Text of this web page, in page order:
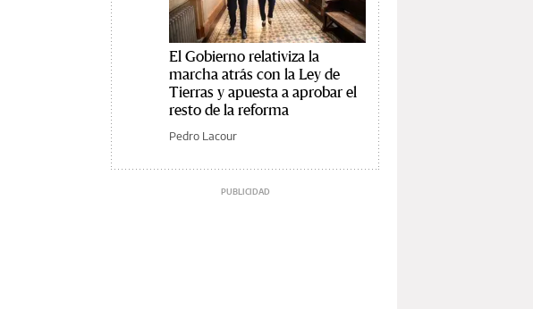
El Gobierno relativiza la
marcha atrás con la Ley de
Tierras y apuesta a aprobar el
resto de la reforma
Pedro Lacour